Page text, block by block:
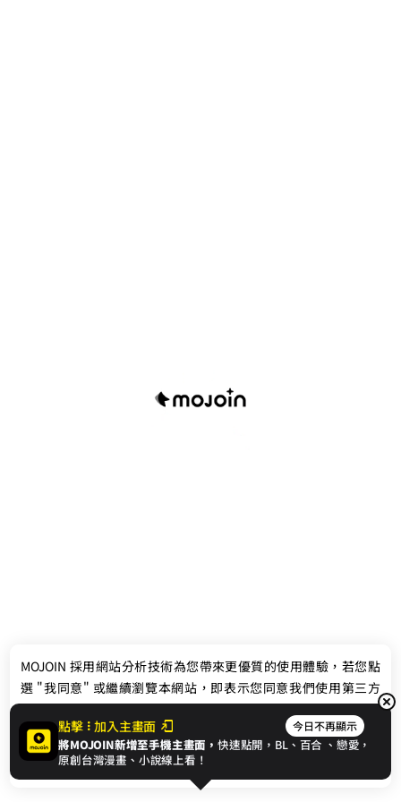
聯絡我們
© 2024 gamania Digital Entertainment Co., Ltd.
點擊 加入主畫面 今日不再顯示
將MOJOIN新增至手機主畫面，快速點開，BL、 百合 、戀愛，
原創台灣漫畫、小說線上看！
MOJOIN 採用網站分析技術為您帶來更優質的使用體驗，若您點
選 "我同意" 或繼續瀏覽本網站，即表示您同意我們使用第三方
Cookie，欲瞭解更多資訊請見隱私權政策。
我同意